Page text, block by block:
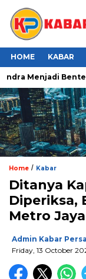
HOME KABAR
Menjadi
Home / Kabar
Ditanya
Diperiksa,
Metro Jaya
Admin Kabar
Friday, 13 October